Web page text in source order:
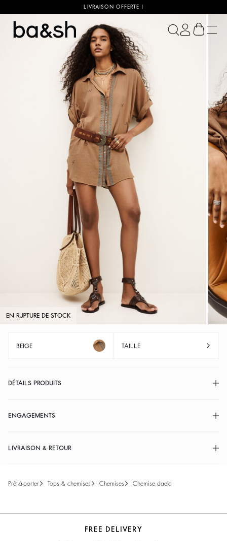
LIVRAISON OFFERTE !
ba&sh
EN RUPTURE DE STOCK
BEIGE TAILLE
DÉTAILS PRODUITS
ENGAGEMENTS
LIVRAISON & RETOUR
prêt-à-porter tops & chemises chemises chemise daela
FREE DELIVERY